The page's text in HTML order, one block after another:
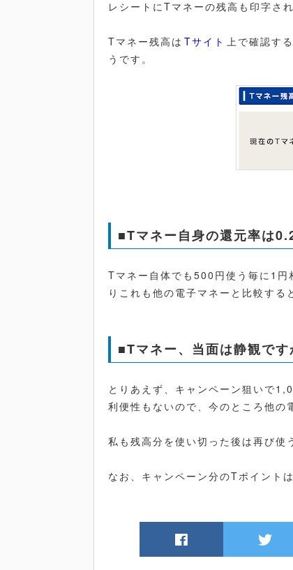
レシートにTマネーの残高も印字さ
Tマネー残高は Tサイト 上で確認す
うです。
■Tマネー自身の還元率は
Tマネー自体でも500円使う毎に1
りこれも他の電子マネーと比較する
■Tマネー、当面は静観です
とりあえず、キャンペーン狙いで
利便性もないので、今のところ他の
私も残高分を使い切った後は再び使
なお、キャンペーン分のTポイント